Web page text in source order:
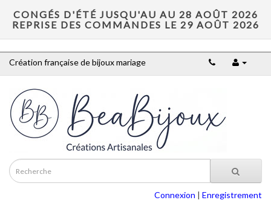
CONGÉS D'ÉTÉ JUSQU'AU AU 28 AOÛT 2026
REPRISE DES COMMANDES LE 29 AOÛT 2026
Création française de bijoux mariage
Connexion | Enregistrement